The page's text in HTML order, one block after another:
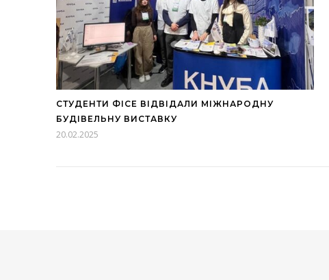
СТУДЕНТИ ФІСЕ ВІДВІДАЛИ МІЖНАРОДНУ
БУДІВЕЛЬНУ ВИСТАВКУ
20.02.2025